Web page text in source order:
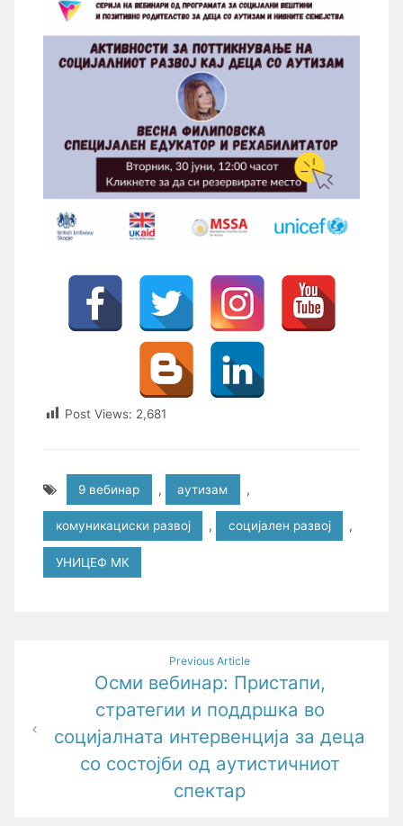
Post Views: 2,681
9 вебинар , аутизам ,
комуникациски развој , социјален развој ,
УНИЦЕФ МК
navigation
Previous Article
Осми вебинар: Пристапи,
стратегии и поддршка во
социјалната интервенција за деца
со состојби од аутистичниот
спектар